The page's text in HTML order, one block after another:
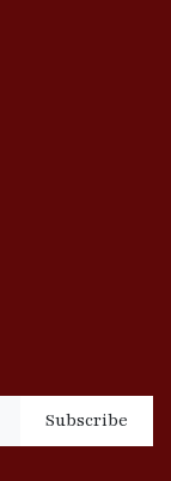
Subscribe